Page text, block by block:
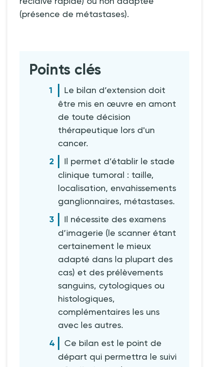
(présence de métastases).
Points clés
Le bilan d’extension doit
être mis en œuvre en amont
de toute décision
thérapeutique lors d'un
cancer.
Il permet d’établir le stade
clinique tumoral : taille,
localisation, envahissements
ganglionnaires, métastases.
Il nécessite des examens
d’imagerie (le scanner étant
certainement le mieux
adapté dans la plupart des
cas) et des prélèvements
sanguins, cytologiques ou
histologiques,
complémentaires les uns
avec les autres.
Ce bilan est le point de
départ qui permettra le suivi